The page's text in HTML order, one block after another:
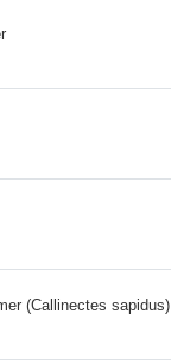
(Callinectes sapidus)